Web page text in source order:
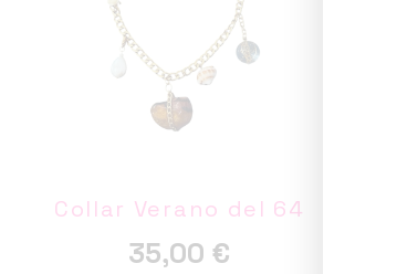
Collar Verano del 64
35,00 €